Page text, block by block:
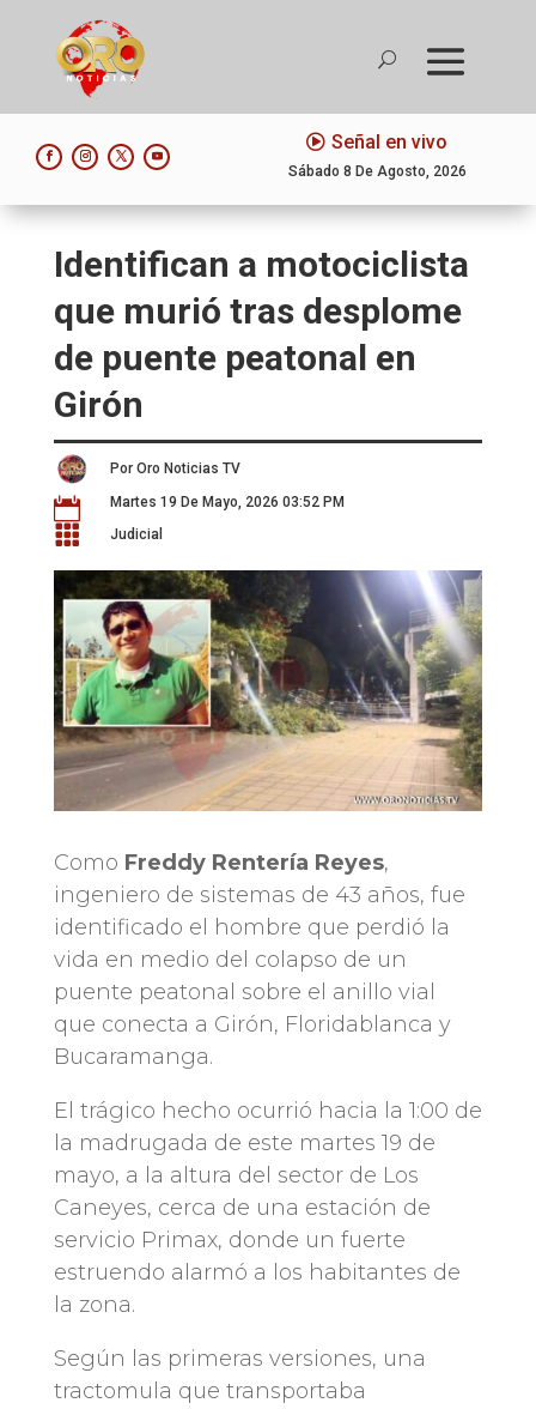
Señal en vivo
Sábado 8 De Agosto, 2026
Identifican a motociclista
que murió tras desplome
de puente peatonal en
Girón
Por Oro Noticias TV
 Martes 19 De Mayo, 2026 03:52 PM
 Judicial
Como Freddy Rentería Reyes,
ingeniero de sistemas de 43 años, fue
identificado el hombre que perdió la
vida en medio del colapso de un
puente peatonal sobre el anillo vial
que conecta a Girón, Floridablanca y
Bucaramanga.
El trágico hecho ocurrió hacia la 1:00 de
la madrugada de este martes 19 de
mayo, a la altura del sector de Los
Caneyes, cerca de una estación de
servicio Primax, donde un fuerte
estruendo alarmó a los habitantes de
la zona.
Según las primeras versiones, una
tractomula que transportaba